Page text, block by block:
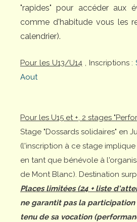
"rapides" pour accéder aux
comme d'habitude vous les
calendrier).
Pour les U13/U14, Inscriptions :
Aout
Pour les U15 et +, 2 stages
Stage "Dossards solidaires" en
(l'inscription à ce stage
en tant que bénévole à
de Mont Blanc). Destination
Places limitées (24 + liste
ne garantit pas la participation
tenu de sa vocation